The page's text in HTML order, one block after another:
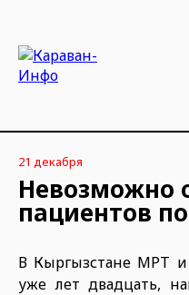
21 декабря
Невозможно
пациентов
В Кыргызстане МРТ и
уже лет двадцать,